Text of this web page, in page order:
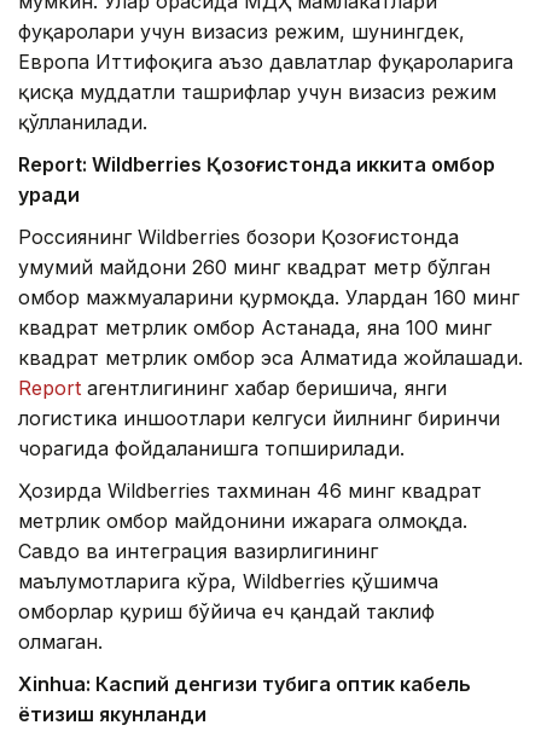
фуқаролари учун визасиз режим, шунингдек,
Европа Иттифоқига аъзо давлатлар фуқароларига
қисқа муддатли ташрифлар учун визасиз режим
қўлланилади.
Report: Wildberries Қозоғистонда иккита омбор
қуради
Россиянинг Wildberries бозори Қозоғистонда
умумий майдони 260 минг квадрат метр бўлган
омбор мажмуаларини қурмоқда. Улардан 160 минг
квадрат метрлик омбор Астанада, яна 100 минг
квадрат метрлик омбор эса Алматида жойлашади.
Report агентлигининг хабар беришича, янги
логистика иншоотлари келгуси йилнинг биринчи
чорагида фойдаланишга топширилади.
Ҳозирда Wildberries тахминан 46 минг квадрат
метрлик омбор майдонини ижарага олмоқда.
Савдо ва интеграция вазирлигининг
маълумотларига кўра, Wildberries қўшимча
омборлар қуриш бўйича ҳеч қандай таклиф
олмаган.
Xinhuа: Каспий денгизи тубига оптик кабель
ётқизиш якунланди